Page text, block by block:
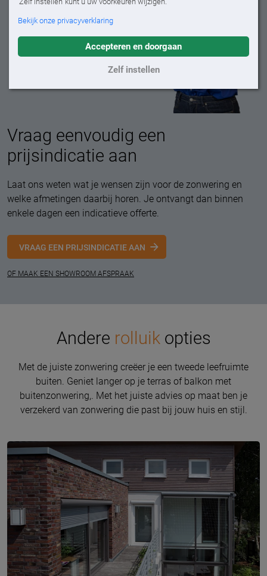
Bekijk onze privacyverklaring
Accepteren en doorgaan
Zelf instellen
Vraag eenvoudig een
prijsindicatie aan
Laat ons weten wat je wensen zijn voor de zonwering en
welke afmetingen daarbij horen. Je ontvangt dan binnen
enkele dagen een indicatieve offerte.
VRAAG EEN PRIJSINDICATIE AAN
OF MAAK EEN SHOWROOM AFSPRAAK
Andere rolluikopties
Met de juiste zonwering creëer je een tweede leefruimte
buiten. Geniet langer op je terras of balkon met
buitenzonwering,. Met het juiste advies op maat ben je
verzekerd van zonwering die past bij jouw huis en stijl.